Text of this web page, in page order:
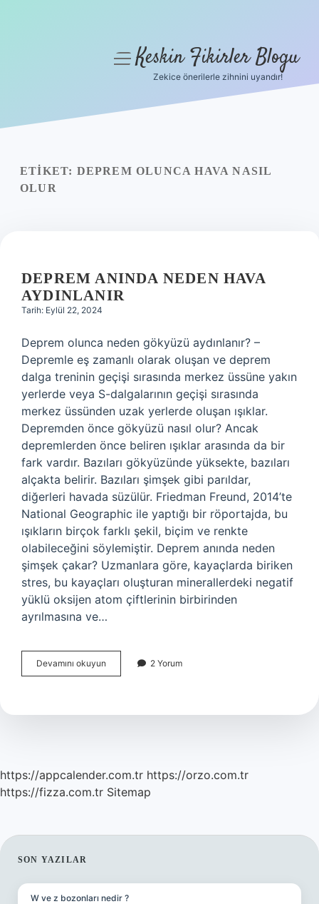
Yasal Uyarı
menüyüKeskin Fikirler Blogu
Zekice önerilerle zihnini uyandır!
ETIKET: DEPREM OLUNCA HAVA NASIL
OLUR
DEPREM ANINDA NEDEN HAVA
AYDINLANIR
Tarih: Eylül 22, 2024
Deprem olunca neden gökyüzü aydınlanır? –
Depremle eş zamanlı olarak oluşan ve deprem
dalga treninin geçişi sırasında merkez üssüne yakın
yerlerde veya S-dalgalarının geçişi sırasında
merkez üssünden uzak yerlerde oluşan ışıklar.
Depremden önce gökyüzü nasıl olur? Ancak
depremlerden önce beliren ışıklar arasında da bir
fark vardır. Bazıları gökyüzünde yüksekte, bazıları
alçakta belirir. Bazıları şimşek gibi parıldar,
diğerleri havada süzülür. Friedman Freund, 2014’te
National Geographic ile yaptığı bir röportajda, bu
ışıkların birçok farklı şekil, biçim ve renkte
olabileceğini söylemiştir. Deprem anında neden
şimşek çakar? Uzmanlara göre, kayaçlarda biriken
stres, bu kayaçları oluşturan minerallerdeki negatif
yüklü oksijen atom çiftlerinin birbirinden
ayrılmasına ve…
Devamını okuyun
Anında
Aydınlanır
2 Yorum
https://appcalender.com.tr https://orzo.com.tr
https://fizza.com.tr Sitemap
SIDEBAR
SON YAZILAR
W ve z bozonları nedir ?